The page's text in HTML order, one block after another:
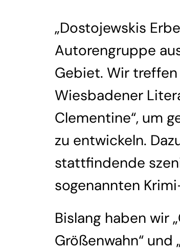
„Dostojewskis
Autorengruppe
Gebiet. Wir
Wiesbadener
Clementine“, um
zu entwickeln.
stattfindende
sogenannten
Bislang haben wir
Größenwahn“ und